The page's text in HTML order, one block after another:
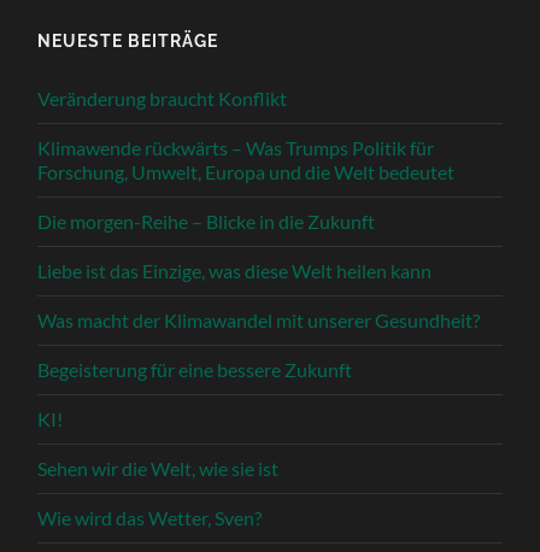
NEUESTE BEITRÄGE
Veränderung braucht Konflikt
Klimawende rückwärts – Was Trumps Politik für
Forschung, Umwelt, Europa und die Welt bedeutet
Die morgen-Reihe – Blicke in die Zukunft
Liebe ist das Einzige, was diese Welt heilen kann
Was macht der Klimawandel mit unserer Gesundheit?
Begeisterung für eine bessere Zukunft
KI!
Sehen wir die Welt, wie sie ist
Wie wird das Wetter, Sven?